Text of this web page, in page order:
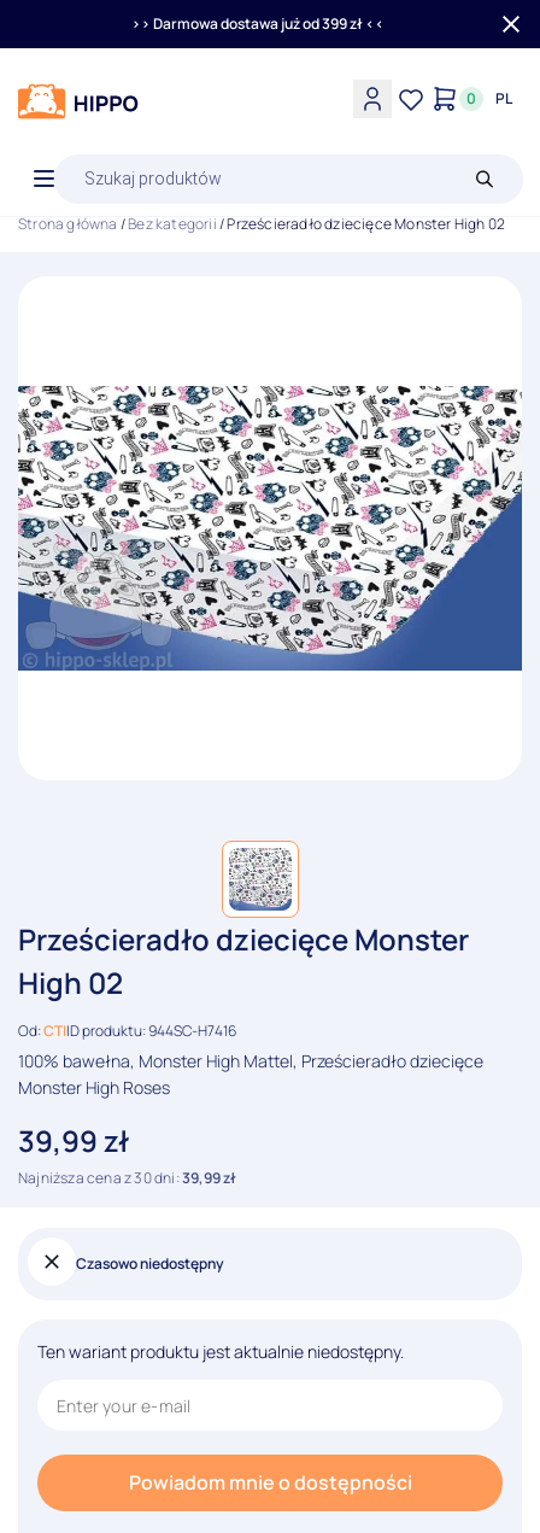
>> Darmowa dostawa już od 399 zł <<
0 PL
produktów
Strona główna /Bez kategorii/ Prześcieradło dziecięce Monster High 02
Prześcieradło dziecięce Monster
High 02
Od:CTIID produktu: 944SC-H7416
100% bawełna, Monster High Mattel, Prześcieradło dziecięce
Monster High Roses
39,99zł
Najniższa cena z 30 dni:39,99zł
Czasowo niedostępny
Ten wariant produktu jest aktualnie niedostępny.
Powiadom mnie o dostępności